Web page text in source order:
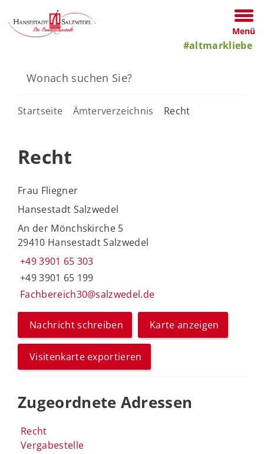
Menü
#altmarkliebe
Startseite Ämterverzeichnis Recht
Recht
Frau Fliegner
Hansestadt Salzwedel
An der Mönchskirche 5
29410 Hansestadt Salzwedel
+49 3901 65 303
+49 3901 65 199
Fachbereich30@salzwedel.de
Nachricht schreiben Karte anzeigen
Visitenkarte exportieren
Zugeordnete Adressen
Recht
Vergabestelle